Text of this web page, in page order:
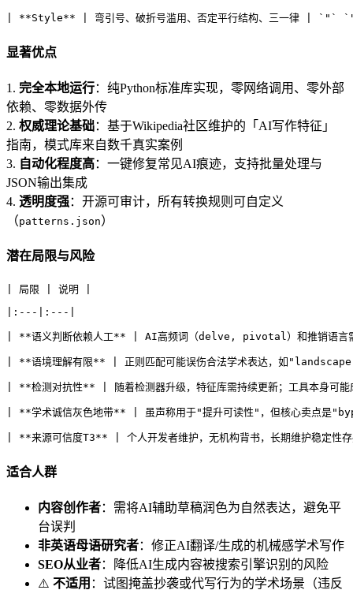
| **Style** | 弯引号、破折号滥用、否定平行结构、三一律 |
显著优点
1. 完全本地运行：纯Python标准库实现，零网络调用、零外部
依赖、零数据外传
2. 权威理论基础：基于Wikipedia社区维护的「AI写作特征」
指南，模式库来自数千真实案例
3. 自动化程度高：一键修复常见AI痕迹，支持批量处理与
JSON输出集成
4. 透明度强：开源可审计，所有转换规则可自定义
（patterns.json）
潜在局限与风险
| 局限 | 说明 |
|:---|:---|
| **语义判断依赖人工** | AI高频词（delve, pivotal）和推销语言需
| **语境理解有限** | 正则匹配可能误伤合法学术表达，如
| **检测对抗性** | 随着检测器升级，特征库需持续更新；工具本身可
| **学术诚信灰色地带** | 虽声称用于"提升可读性"，但核心卖点是
| **来源可信度T3** | 个人开发者维护，无机构背书，长期维护稳定性
适合人群
内容创作者：需将AI辅助草稿润色为自然表达，避免平
台误判
非英语母语研究者：修正AI翻译/生成的机械感学术写作
SEO从业者：降低AI生成内容被搜索引擎识别的风险
⚠️ 不适用 ：试图掩盖抄袭或代写行为的学术场景（违反